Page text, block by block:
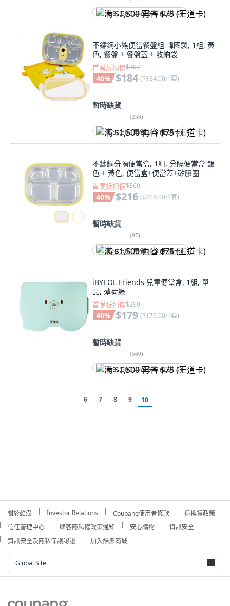
满 $1,500 再省 $75 (王道卡)
不鏽鋼小熊便當餐盤組 韓國製, 1組, 黃
色, 餐盤 + 餐盤蓋 + 收納袋
首購折扣價$307
40% $184 ($184.00/1套)
暫時缺貨
(258)
满 $1,500 再省 $75 (王道卡)
不鏽鋼分隔便當盒, 1組, 分隔便當盒 銀
色 + 黃色, 便當盒+便當蓋+矽膠圈
首購折扣價$360
40% $216 ($216.00/1套)
暫時缺貨
(97)
满 $1,500 再省 $75 (王道卡)
iBYEOL Friends 兒童便當盒, 1組, 單
品, 薄荷綠
首購折扣價$299
40% $179 ($179.00/1套)
暫時缺貨
(560)
满 $1,500 再省 $75 (王道卡)
6 7 8 9 10
關於酷澎 Investor Relations Coupang使用者條款
退換貨政策
信任管理中心
顧客隱私權政策通知 安心購物
資訊安全
資訊安全及隱私保護認證
加入酷澎商城
Global Site